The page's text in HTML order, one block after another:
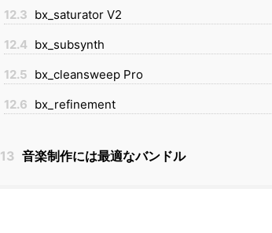
12.3 bx_saturator V2
12.4 bx_subsynth
12.5 bx_cleansweep Pro
12.6 bx_refinement
13 音楽制作には最適なバンドル